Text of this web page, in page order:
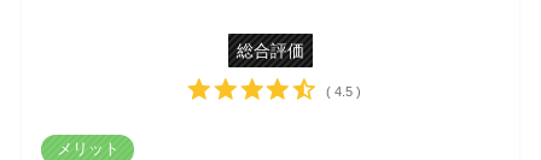
総合評価
( 4.5 )
メリット